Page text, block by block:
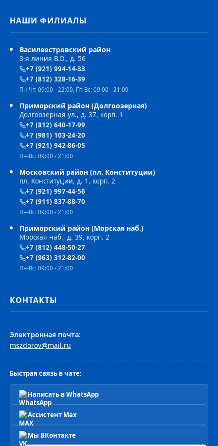
НАШИ ФИЛИАЛЫ
Василеостровский район
3-я линия В.О., д. 56
+7 (921) 994-14-33
+7 (812) 328-16-39
Пн-Чт: 09:00 - 22:00, Пт-Вс: 09:00 - 21:00
Приморский район (Долгоозерная)
Долгоозерная ул., д. 37, корп. 1
+7 (812) 640-17-99
+7 (981) 103-24-20
+7 (921) 942-86-05
Пн-Вс: 09:00 - 21:00
Московский район (пл. Конституции)
пл. Конституции, д. 1, корп. 2
+7 (921) 997-44-56
+7 (911) 837-88-70
Пн-Вс: 09:00 - 21:00
Приморский район (Морская наб.)
Морская наб., д. 39, корп. 2
+7 (812) 448-50-27
+7 (963) 312-82-00
Пн-Вс: 09:00 - 21:00
КОНТАКТЫ
Электронная почта:
mszdorov@mail.ru
Быстрая связь в чате:
Написать в WhatsApp
Ассистент Max
Мы ВКонтакте